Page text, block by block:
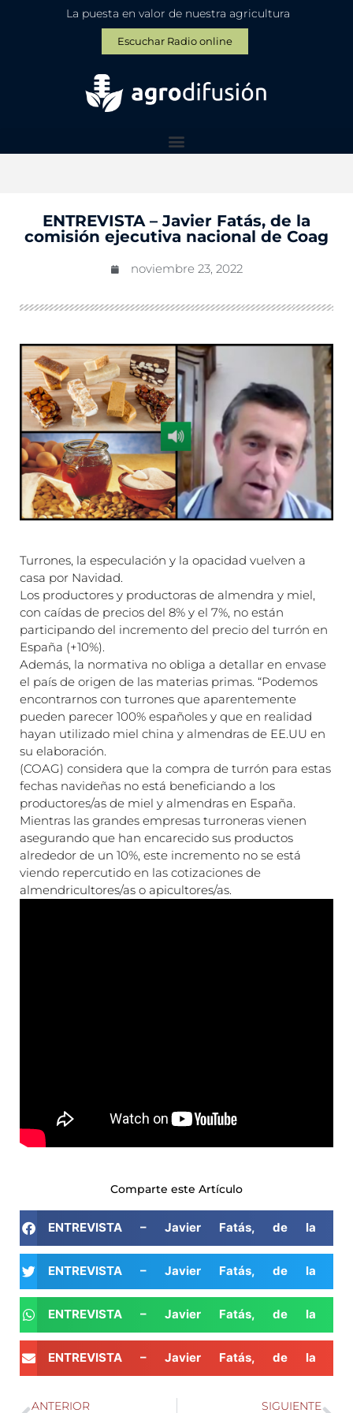
La puesta en valor de nuestra agricultura
Escuchar Radio online
ENTREVISTA – Javier Fatás, de la
comisión ejecutiva nacional de Coag
noviembre 23, 2022
Turrones, la especulación y la opacidad vuelven a
casa por Navidad.
Los productores y productoras de almendra y miel,
con caídas de precios del 8% y el 7%, no están
participando del incremento del precio del turrón en
España (+10%).
Además, la normativa no obliga a detallar en envase
el país de origen de las materias primas. “Podemos
encontrarnos con turrones que aparentemente
pueden parecer 100% españoles y que en realidad
hayan utilizado miel china y almendras de EE.UU en
su elaboración.
(COAG) considera que la compra de turrón para estas
fechas navideñas no está beneficiando a los
productores/as de miel y almendras en España.
Mientras las grandes empresas turroneras vienen
asegurando que han encarecido sus productos
alrededor de un 10%, este incremento no se está
viendo repercutido en las cotizaciones de
almendricultores/as o apicultores/as.
Comparte este Artículo
ENTREVISTA – Javier Fatás, de la
ENTREVISTA – Javier Fatás, de la
ENTREVISTA – Javier Fatás, de la
ENTREVISTA – Javier Fatás, de la
ANTERIOR SIGUIENTE